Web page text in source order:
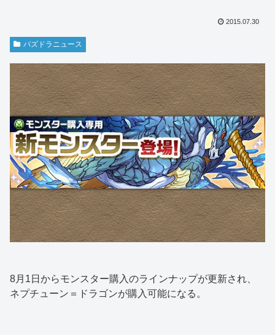
2015.07.30
パズドラニュース
8月1日からモンスター購入のラインナップが更新され、
ネプチューン＝ドラゴンが購入可能になる。